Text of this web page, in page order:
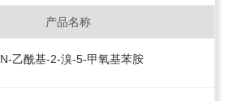
产品名称
N-乙酰基-2-溴-5-甲氧基苯胺